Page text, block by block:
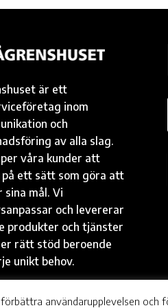
är ett
inom
och
av alla slag.
våra kunder att
på ett sätt som göra att
sina mål. Vi
och levererar
produkter och tjänster
rätt stöd beroende
unikt behov.
användarupplevelsen och